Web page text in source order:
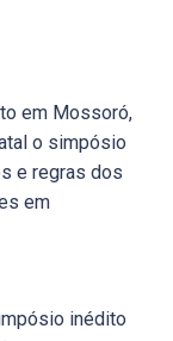
em Mossoró,
o simpósio
e regras dos
em
inédito